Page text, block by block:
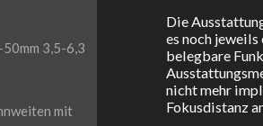
3,5-6,3
mit
Die
es noch
belegbare
nicht mehr
Fokusdistanz